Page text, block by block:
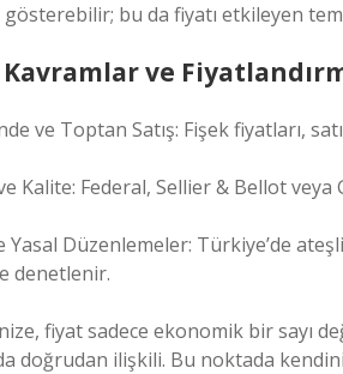
bu da fiyatı etkileyen
ve
ve Toptan Satış: Fişek fiyatları,
Kalite: Federal, Sellier & Bellot
Yasal Düzenlemeler: Türkiye’de
denetlenir.
fiyat sadece ekonomik bir sayı
da doğrudan ilişkili. Bu noktada